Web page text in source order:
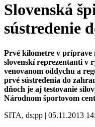
Slovenská
sústredenie
Prvé kilometre v príprave
slovenskí reprezentanti v
venovanom oddychu a
prvé sústredenia do
dňoch je aj testovanie
Národnom športovom
SITA, ds;pp | 05.11.2013